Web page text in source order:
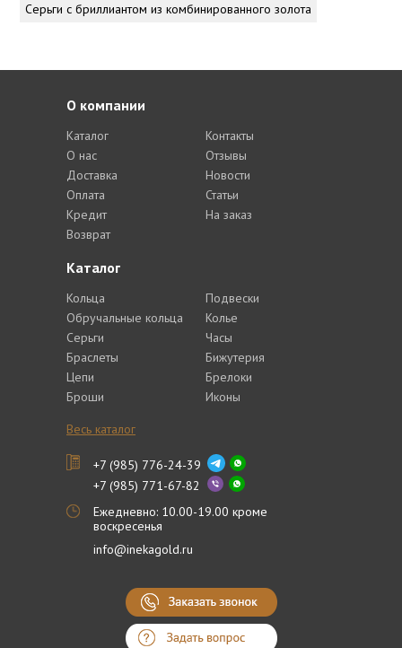
Серьги с бриллиантом из комбинированного золота
Каталог
Кольца
Обручальные кольца
Серьги
Браслеты
Цепи
Броши
Подвески
Колье
Часы
Бижутерия
Брелоки
Иконы
Весь каталог
О компании
Каталог
О нас
Доставка
Оплата
Кредит
Возврат
Контакты
Отзывы
Новости
Статьи
На заказ
+7 (985) 776-24-39
+7 (985) 771-67-82
Ежедневно: 10.00-19.00 кроме
воскресенья
info@inekagold.ru